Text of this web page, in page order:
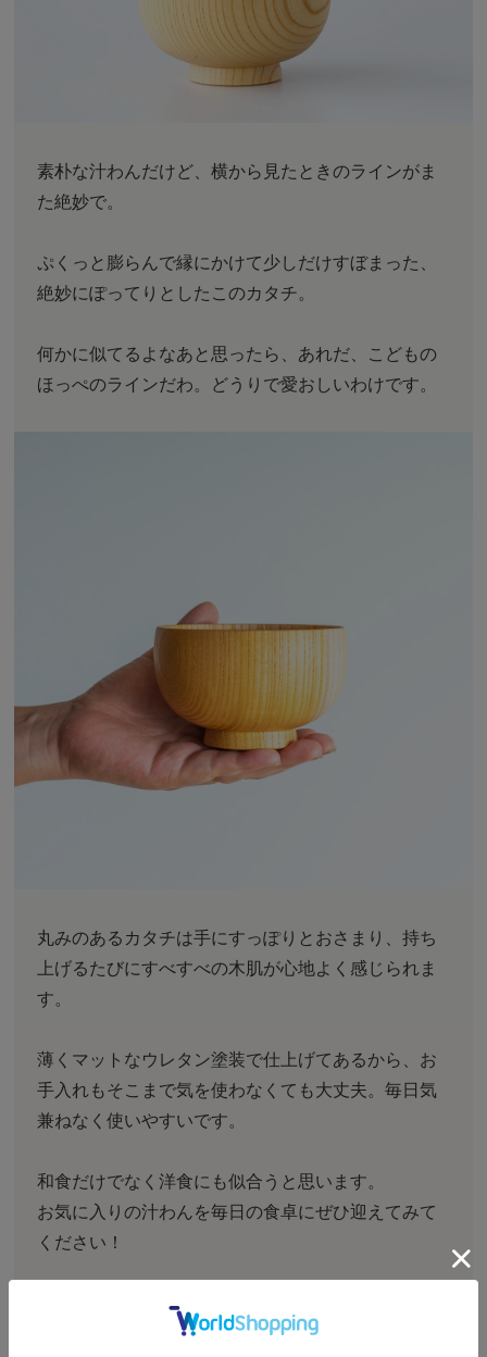
素朴な汁わんだけど、横から見たときのラインがま
た絶妙で。
ぷくっと膨らんで縁にかけて少しだけすぼまった、
絶妙にぽってりとしたこのカタチ。
何かに似てるよなあと思ったら、あれだ、こどもの
ほっぺのラインだわ。どうりで愛おしいわけです。
丸みのあるカタチは手にすっぽりとおさまり、持ち
上げるたびにすべすべの木肌が心地よく感じられま
す。
薄くマットなウレタン塗装で仕上げてあるから、お
手入れもそこまで気を使わなくても大丈夫。毎日気
兼ねなく使いやすいです。
和食だけでなく洋食にも似合うと思います。
お気に入りの汁わんを毎日の食卓にぜひ迎えてみて
ください！